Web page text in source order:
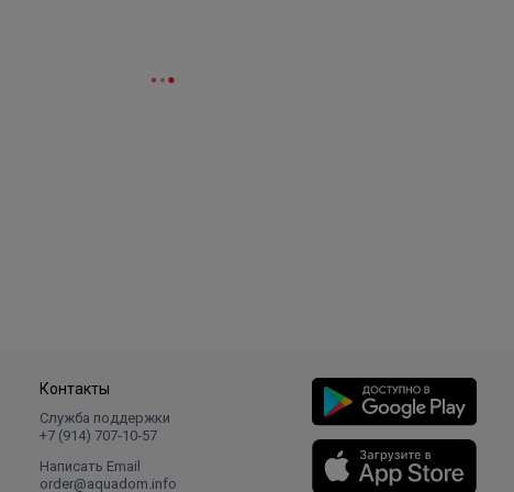
Контакты
Служба поддержки
+7 (914) 707‑10‑57
Написать Email
order@aquadom.info